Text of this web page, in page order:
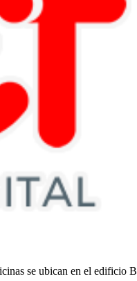
se ubican en el edificio